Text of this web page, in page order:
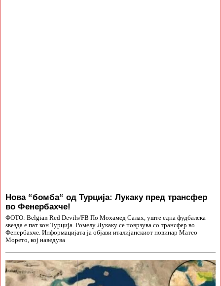
Нова “бомба“ од Турција: Лукаку пред трансфер
во Фенербахче!
ФОТО: Belgian Red Devils/FB По Мохамед Салах, уште една фудбалска
ѕвезда е пат кон Турција. Ромелу Лукаку се поврзува со трансфер во
Фенербахче. Информацијата ја објави италијанскиот новинар Матео
Морето, кој наведува